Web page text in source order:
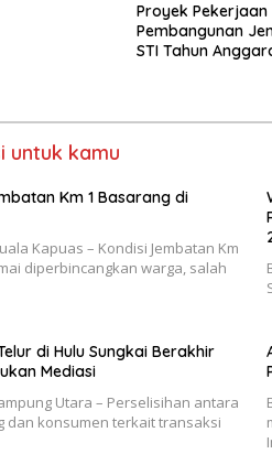
Proyek Pekerjaan
Pembangunan
STI Tahun
untuk kamu
Km 1 Basarang di
Kapuas – Kondisi Jembatan Km
diperbincangkan warga, salah
di Hulu Sungkai Berakhir
Mediasi
Utara – Perselisihan antara
dan konsumen terkait transaksi